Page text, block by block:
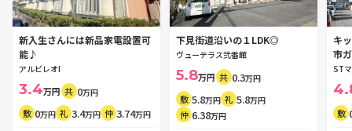
新入生さんには新品家電設置可
能♪
アルビレオI
3.4万円 共 0万円
敷 0万円 礼 3.4万円 仲 3.74万円
下見街道沿いの１LDK◎
ヴューテラス弐番館
5.8万円 共 0.3万円
敷 5.8万円 礼 5.8万円
仲 6.38万円
キ
市
ST
敷